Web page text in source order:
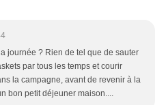
journée ? Rien de tel que de sauter
par tous les temps et courir
la campagne, avant de revenir à la
bon petit déjeuner maison....